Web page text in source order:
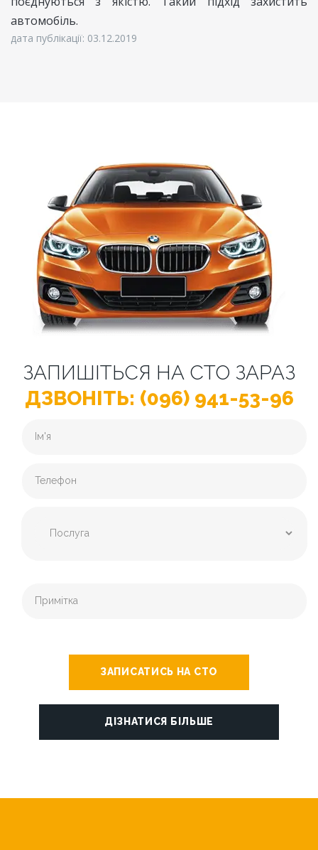
автомобіль.
дата публікації: 03.12.2019
ЗАПИШІТЬСЯ НА СТО ЗАРАЗ
ДЗВОНІТЬ: (096) 941-53-96
ЗАПИСАТИСЬ НА СТО
ДІЗНАТИСЯ БІЛЬШЕ